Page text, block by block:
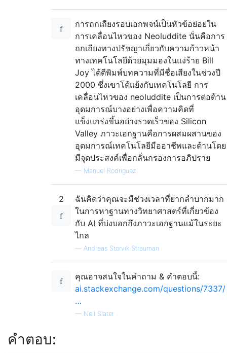
การถกเถียงรอบเอกพจน์เป็นหัวข้อย่อยใน
การเคลื่อนไหวของ Neoluddite นั่นคือการ
ถกเถียงทางปรัชญาเกี่ยวกับความก้าวหน้า
ทางเทคโนโลยีด้วยมุมมองในแง่ร้าย Bill
Joy ได้ตีพิมพ์บทความที่มีชื่อเสียงในช่วงปี
2000 ซึ่งเขาโต้แย้งกับเทคโนโลยี การ
เคลื่อนไหวของ neoluddite เป็นการต่อต้าน
อุดมการณ์บางอย่างเพื่อความคิดที่
แข็งแกร่งขึ้นอย่างรวดเร็วของ Silicon
Valley ภาวะเอกฐานคือการผสมผสานของ
อุดมการณ์เทคโนโลยีมืออาชีพและต้านโดย
มีจุดประสงค์เพื่อกลั่นกรองการอภิปราย
— Manuel Rodriguez
2
ฉันคิดว่าคุณจะมีช่วงเวลาที่ยากลำบากมาก
ในการหาฐานทางวิทยาศาสตร์ที่เกี่ยวข้อง
กับ AI ที่บ่งบอกถึงภาวะเอกฐานแม้ในระยะ
ไกล
— Andreas Storvik Strauman
คุณอาจสนใจในคำถาม & คำตอบนี้:
ai.stackexchange.com/questions/7337/
…
— Neil Slater
คำตอบ: